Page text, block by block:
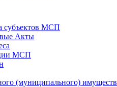
субъектов МСП
Акты
МСП
(муниципального)